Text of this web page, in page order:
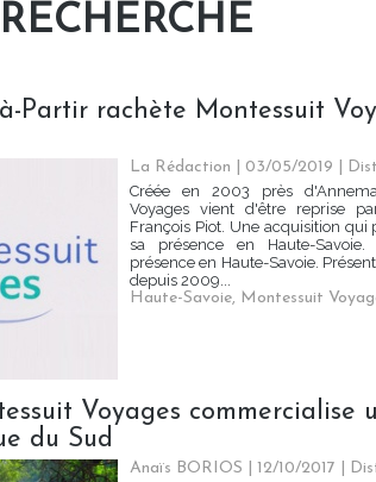
Partir rachète Montessuit
La Rédaction | 03/05/2019
Créée en 2003 près
Voyages vient d'être reprise
François Piot. Une acquisition qui
sa présence en Haute-
présence en Haute-Savoie.
depuis 2009...
Haute-Savoie, Montessuit
Voyages commercialise
du Sud
Anaïs BORIOS | 12/10/2017